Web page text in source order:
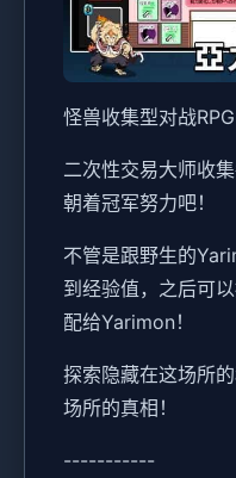
怪兽收集型对战RPG
二次性交易大师收
朝着冠军努力吧！
不管是跟野生的
到经验值，之后可
配给Yarimon！
探索隐藏在这场所
场所的真相！
-----------